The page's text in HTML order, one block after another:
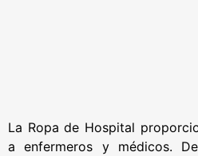
La Ropa de Hospital
a enfermeros y médicos.